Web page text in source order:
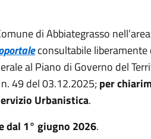
di Abbiategrasso
consultabile
al Piano di Governo del
49 del 03.12.2025; per
Urbanistica.
dal 1° giugno 2026.